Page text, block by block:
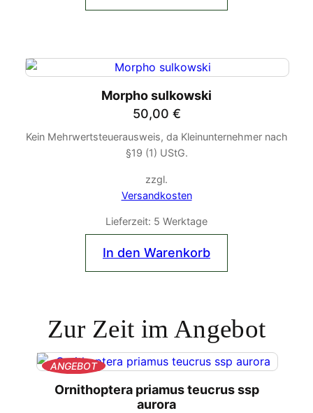
Morpho sulkowski
50,00 €
Kein Mehrwertsteuerausweis, da Kleinunternehmer nach
§19 (1) UStG.
zzgl.
Versandkosten
Lieferzeit: 5 Werktage
In den Warenkorb
Zur Zeit im Angebot
ANGEBOTPRODUKT
ANGEBOT
Ornithoptera priamus teucrus ssp
aurora